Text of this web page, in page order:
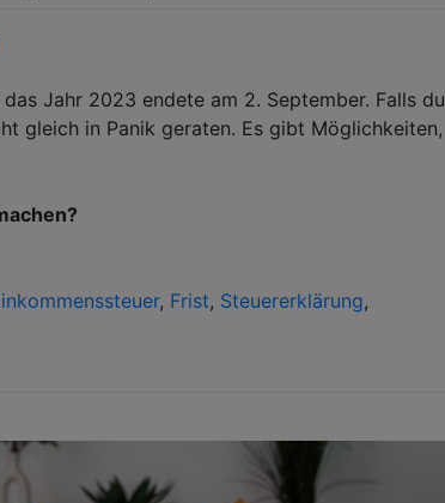
Jahr 2023 endete am 2. September. Falls du
gleich in Panik geraten. Es gibt Möglichkeiten,
, Frist, Steuererklärung,